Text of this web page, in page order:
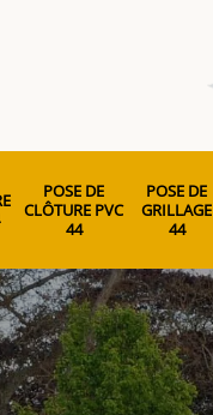
POSE DE
CLÔTURE PVC
44
POSE DE
GRILLAGE
44